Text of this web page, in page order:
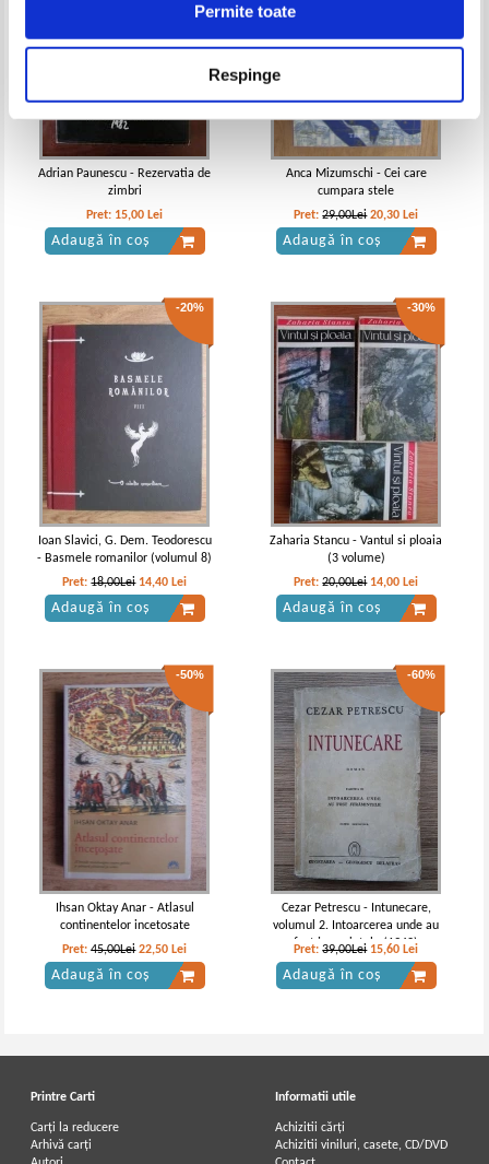
Permite toate
Respinge
Adrian Paunescu - Rezervatia de
zimbri
Pret: 15,00 Lei
Adaugă în coș
Anca Mizumschi - Cei care
cumpara stele
Pret:29,00Lei 20,30 Lei
Adaugă în coș
-20%
Ioan Slavici, G. Dem. Teodorescu
- Basmele romanilor (volumul 8)
Pret:18,00Lei 14,40 Lei
Adaugă în coș
-30%
Zaharia Stancu - Vantul si ploaia
(3 volume)
Pret:20,00Lei 14,00 Lei
Adaugă în coș
-50%
Ihsan Oktay Anar - Atlasul
continentelor incetosate
Pret:45,00Lei 22,50 Lei
Adaugă în coș
-60%
Cezar Petrescu - Intunecare,
volumul 2. Intoarcerea unde au
fost juramintele (1942)
Pret:39,00Lei 15,60 Lei
Adaugă în coș
Printre Carti
Carți la reducere
Arhivă carți
Informatii utile
Achizitii cărți
Achizitii viniluri, casete, CD/DVD